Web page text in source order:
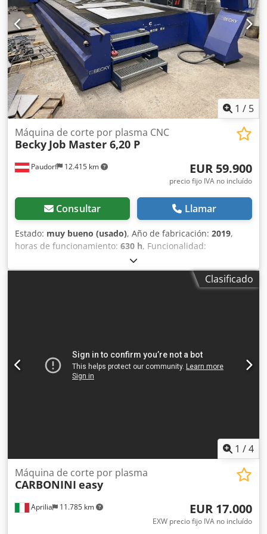
1 / 5
Paudorf 12.415 km
Máquina de corte por plasma CNC
Becky Job Master 6,20 P
EUR 59.900
precio fijo IVA no incluído
Consultar Llamar
Estado: muy bueno (usado), Año de fabricación: 2019,
horas de funcionamiento: 630 h, Funcionalidad:
, Becky Job Master 6,20P Chedpfxozpf
Uve Ablja Sistema de corte por plasma CNC Año de
fabricación: 2019 Fuente de alimentación: Hypertherm
Clasificado
1 /4
Aprilia 11.785 km
Máquina de corte por plasma
CARBONINI easy
EUR 17.000
EXW precio fijo IVA no incluído